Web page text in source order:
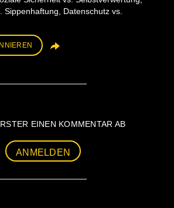
Sippenhaftung, Datenschutz vs.
EINEN KOMMENTAR AB
ANMELDEN